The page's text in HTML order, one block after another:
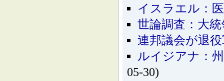
イスラエル：
世論調査：大
連邦議会が退
ルイジアナ：
05-30)